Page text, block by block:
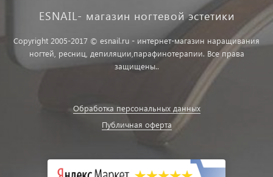
ESNAIL- магазин ногтевой эстетики
Copyright 2005-2017 © esnail.ru - интернет-магазин наращивания
ногтей, ресниц, депиляции,парафинотерапии. Все права
защищены..
Обработка персональных данных
Публичная оферта